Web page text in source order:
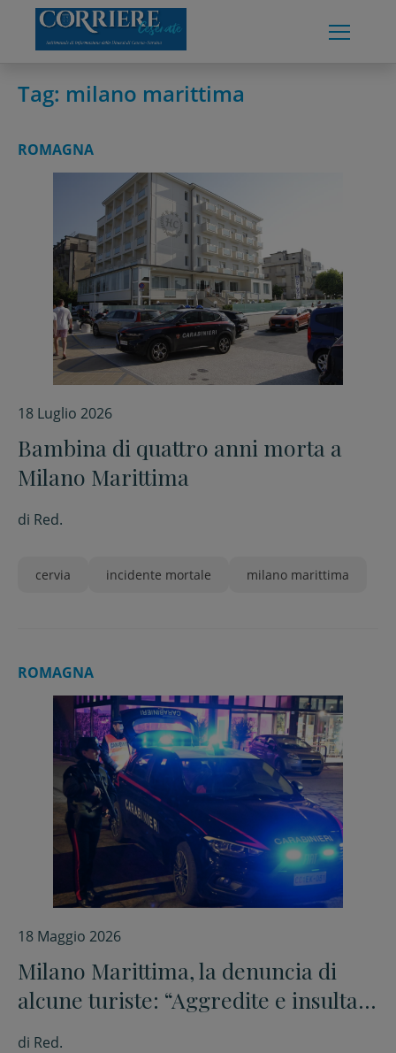
content
Tag: milano marittima
ROMAGNA
18 Luglio 2026
Bambina di quattro anni morta a
Milano Marittima
di Red.
cervia incidente mortale milano marittima
ROMAGNA
18 Maggio 2026
Milano Marittima, la denuncia di
alcune turiste: “Aggredite e insultate
durante una serata in centro”
di Red.